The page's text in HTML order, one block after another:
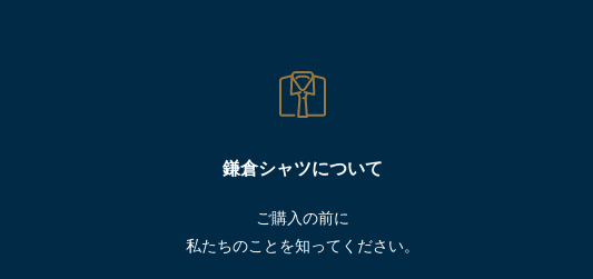
鎌倉シャツについて
ご購入の前に
私たちのことを知ってください。